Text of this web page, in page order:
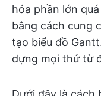
hóa phần lớn
bằng cách cung
tạo biểu đồ
dựng mọi thứ từ